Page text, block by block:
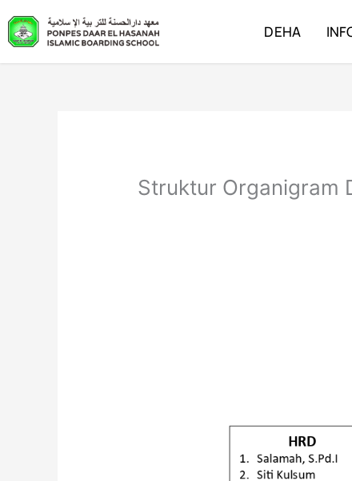
ke
konten
DEHA
Struktur Organigram